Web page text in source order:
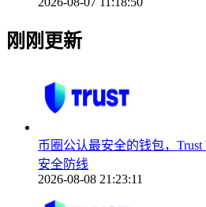
刚刚更新
币圈公认最安全的钱包，
安全防线
2026-08-08 21:23:11